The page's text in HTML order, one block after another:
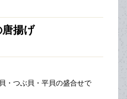
唐揚げ
・つぶ貝・平貝の盛合せで